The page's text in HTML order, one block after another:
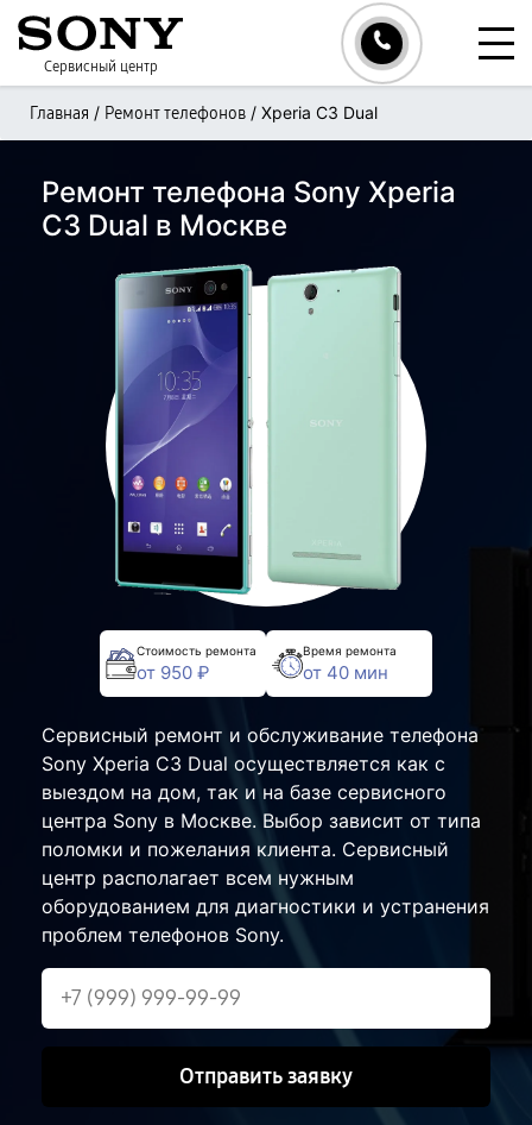
Сервисный центр
Главная / Ремонт телефонов / Xperia C3 Dual
Ремонт телефона Sony Xperia
C3 Dual в Москве
Стоимость ремонта
от 950 ₽
Время ремонта
от 40 мин
Сервисный ремонт и обслуживание телефона
Sony Xperia C3 Dual осуществляется как с
выездом на дом, так и на базе сервисного
центра Sony в Москве. Выбор зависит от типа
поломки и пожелания клиента. Сервисный
центр располагает всем нужным
оборудованием для диагностики и устранения
проблем телефонов Sony.
Отправить заявку